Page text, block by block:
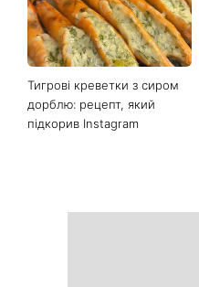
Тигрові креветки з сиром
дорблю: рецепт, який
підкорив Instagram